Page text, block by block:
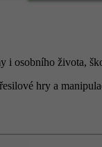
i osobního života, š
řesilové hry a